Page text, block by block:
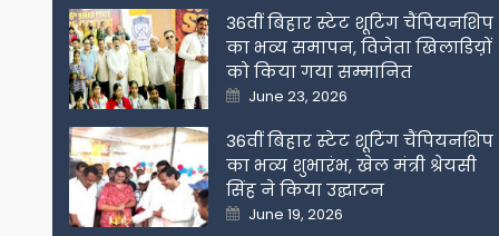
36वीं बिहार स्टेट शूटिंग चैंपियनशिप
का भव्य समापन, विजेता खिलाडिय़ों
को किया गया सम्मानित
Posted
on
June 23, 2026
36वीं बिहार स्टेट शूटिंग चैंपियनशिप
का भव्य शुभारंभ, खेल मंत्री श्रेयसी
सिंह ने किया उद्घाटन
Posted
on
June 19, 2026